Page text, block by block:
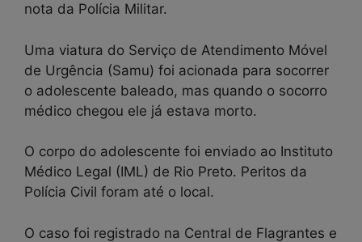
nota da Polícia Militar.
Uma viatura do Serviço de Atendimento Móvel
de Urgência (Samu) foi acionada para socorrer
o adolescente baleado, mas quando o socorro
médico chegou ele já estava morto.
O corpo do adolescente foi enviado ao Instituto
Médico Legal (IML) de Rio Preto. Peritos da
Polícia Civil foram até o local.
O caso foi registrado na Central de Flagrantes e